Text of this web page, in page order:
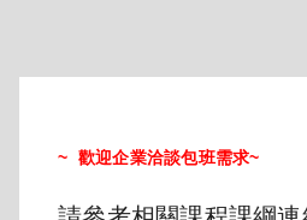
~ 歡迎企業洽談包班需求~